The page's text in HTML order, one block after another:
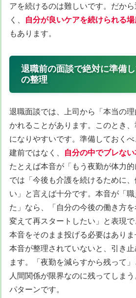
アを続けるのは難しいです。だか
く、 自分が良いケアを続けられる
もあります。
退職前の面談で絶対に準備
の整理
退職面談では、上司から「本当の
かれることがあります。このとき
になりやすいです。準備しておく
建前ではなく、 自分の中でブレな
たとえば本音が「もう夜勤が体力
では「今後も介護を続けるために
い」と言えば十分です。本音が「
た」なら、「自分の今後の働き方
変えて再スタートしたい」と表現で
本音をそのまま投げる必要はあり
本音が整理されていないと、引き
ます。「夜勤を減らすから残って
人間関係が限界なのに残ってしま
パターンです。